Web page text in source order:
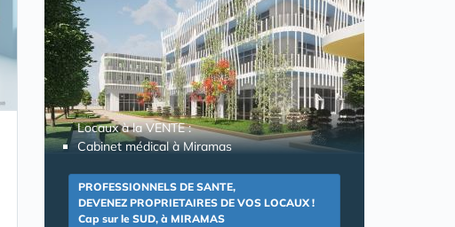
Locaux à la VENTE :
Cabinet médical à Miramas
PROFESSIONNELS DE SANTE,
DEVENEZ PROPRIETAIRES DE VOS LOCAUX !
Cap sur le SUD, à MIRAMAS